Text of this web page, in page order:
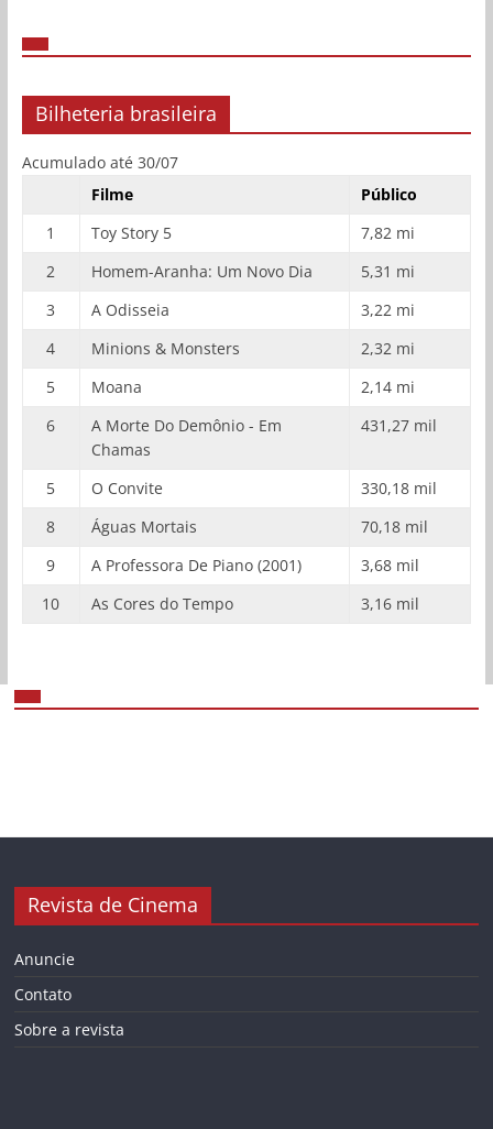
Bilheteria brasileira
Acumulado até 30/07
Filme
Público
1
Toy Story 5
7,82 mi
2
Homem-Aranha: Um Novo Dia
5,31 mi
3
A Odisseia
3,22 mi
4
Minions & Monsters
2,32 mi
5
Moana
2,14 mi
6
A Morte Do Demônio - Em
Chamas
431,27 mil
5 O Convite
330,18 mil
8
Águas Mortais
70,18 mil
9
A Professora De Piano (2001)
3,68 mil
10
As Cores do Tempo 3,16 mil
Revista de Cinema
Anuncie
Contato
Sobre a revista